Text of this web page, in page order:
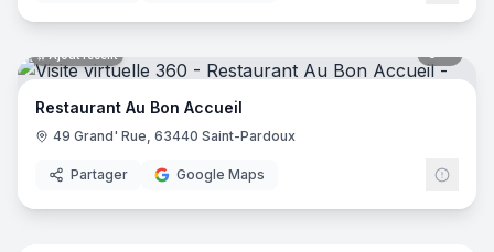
Ajout récent
Restaurant Au Bon Accueil
49 Grand' Rue, 63440 Saint-Pardoux
Partager Google Maps
16